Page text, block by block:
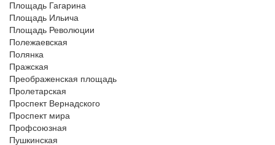
Площадь Гагарина
Площадь Ильича
Площадь Революции
Полежаевская
Полянка
Пражская
Преображенская площадь
Пролетарская
Проспект Вернадского
Проспект мира
Профсоюзная
Пушкинская